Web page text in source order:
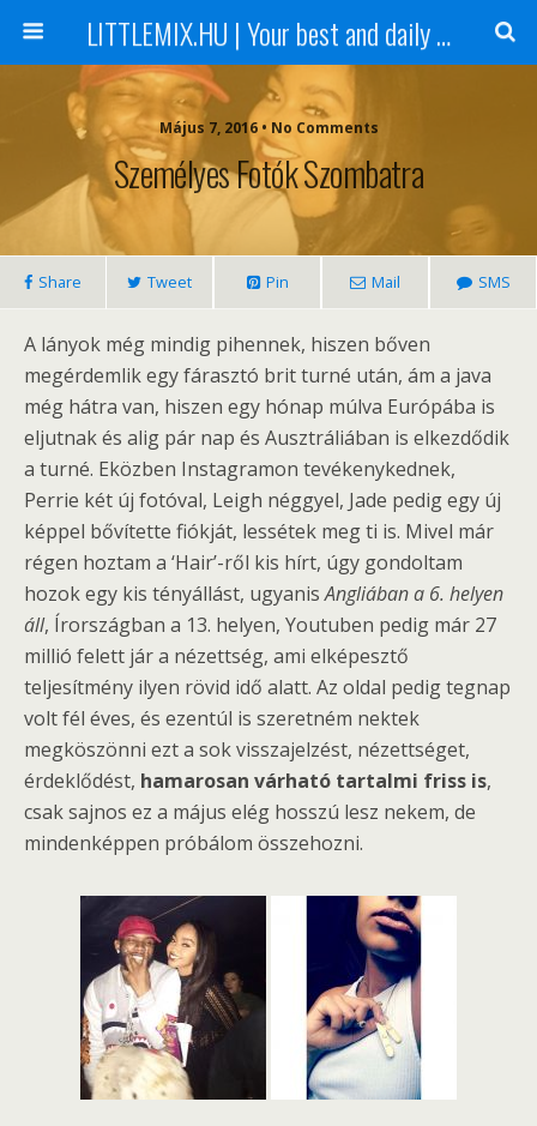
LITTLEMIX.HU | Your best and daily updated fansite about Little Mix
Május 7, 2016 • No Comments
Személyes Fotók Szombatra
Share Tweet Pin Mail SMS
A lányok még mindig pihennek, hiszen bőven
megérdemlik egy fárasztó brit turné után, ám a java
még hátra van, hiszen egy hónap múlva Európába is
eljutnak és alig pár nap és Ausztráliában is elkezdődik
a turné. Eközben Instagramon tevékenykednek,
Perrie két új fotóval, Leigh néggyel, Jade pedig egy új
képpel bővítette fiókját, lessétek meg ti is. Mivel már
régen hoztam a ‘Hair’-ről kis hírt, úgy gondoltam
hozok egy kis tényállást, ugyanisAngliában a 6. helyen
áll, Írországban a 13. helyen, Youtuben pedig már 27
millió felett jár a nézettség, ami elképesztő
teljesítmény ilyen rövid idő alatt. Az oldal pedig tegnap
volt fél éves, és ezentúl is szeretném nektek
megköszönni ezt a sok visszajelzést, nézettséget,
érdeklődést, hamarosan várható tartalmi friss is,
csak sajnos ez a május elég hosszú lesz nekem, de
mindenképpen próbálom összehozni.